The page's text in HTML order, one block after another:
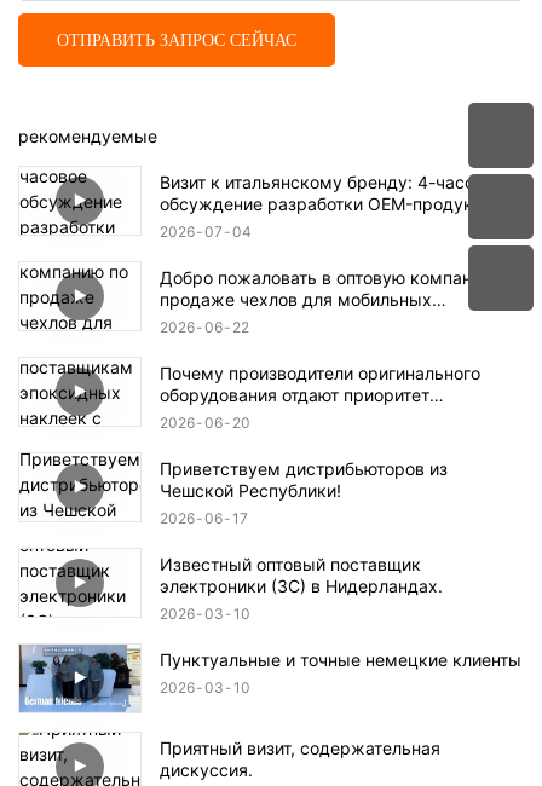
ОТПРАВИТЬ ЗАПРОС СЕЙЧАС
рекомендуемые
Визит к итальянскому бренду: 4-часовое
обсуждение разработки OEM-продукции в
aikusu
2026 07 04
Добро пожаловать в оптовую компанию по
продаже чехлов для мобильных
телефонов в Аргентине.
2026 06 22
Почему производители оригинального
оборудования отдают приоритет
поставщикам эпоксидных наклеек с
сертификаты ISO9001 и RoHS?
2026 06 20
Приветствуем дистрибьюторов из
Чешской Республики!
2026 06 17
Известный оптовый поставщик
электроники (3C) в Нидерландах.
2026 03 10
Пунктуальные и точные немецкие клиенты
2026 03 10
Приятный визит, содержательная
дискуссия.